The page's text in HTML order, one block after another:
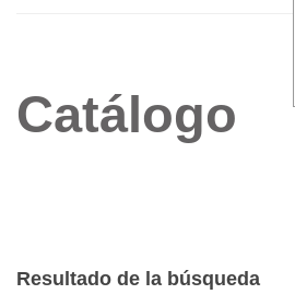
Catálogo
Resultado de la búsqueda